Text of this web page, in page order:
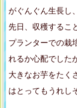
がぐんぐん生長し、
先日、収穫するこ
プランターでの栽
れるか心配でした
大きなお芋をたく
はとってもうれし